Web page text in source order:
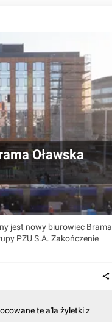
Oławska
jest nowy biurowiec Brama
PZU S.A. Zakończenie
te a'la żyletki z